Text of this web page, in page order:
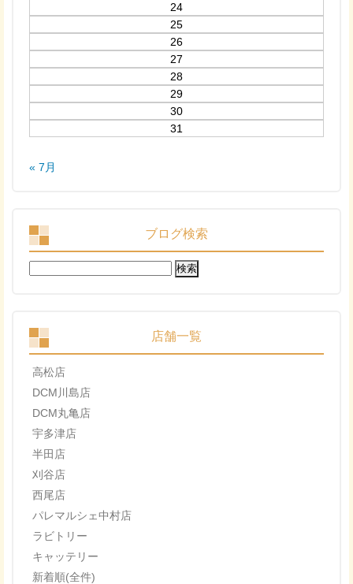
24
25
26
27
28
29
30
31
« 7月
ブログ検索
検
索:
店舗一覧
高松店
DCM川島店
DCM丸亀店
宇多津店
半田店
刈谷店
西尾店
パレマルシェ中村店
ラビトリー
キャッテリー
新着順(全件)